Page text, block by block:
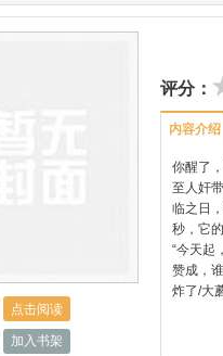
点击阅读
加入书架
评分：
内容介绍
你醒了
至人奸
临之日
秒，它
“今天起
赞成，
炸了/大